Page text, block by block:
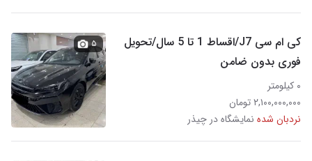
کی ام سی J7/اقساط 1 تا 5 سال/تحویل
فوری بدون ضامن
۰ کیلومتر
۲,۱۰۰,۰۰۰,۰۰۰ تومان
نردبان شده نمایشگاه در چیذر
۵